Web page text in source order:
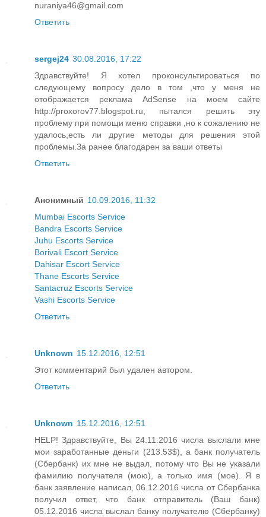
nuraniya46@gmail.com
Ответить
sergej24 30.08.2016, 17:22
Здравствуйте! Я хотел проконсультироваться по
следующему вопросу дело в том ,что у меня не
отображается реклама AdSense на моем сайте
http://proxorov77.blogspot.ru, пытался решить эту
проблему при помощи меню справки ,но к сожалению не
удалось,есть ли другие методы для решения этой
проблемы.За ранее благодарен за ваши ответы
Ответить
Анонимный 10.09.2016, 11:32
Mumbai Escorts Service
Bandra Escorts Service
Juhu Escorts Service
Borivali Escort Service
Dahisar Escort Service
Thane Escorts Service
Santacruz Escorts Service
Vashi Escorts Service
Ответить
Unknown 15.12.2016, 12:51
Этот комментарий был удален автором.
Ответить
Unknown 15.12.2016, 12:51
HELP! Здравствуйте, Вы 24.11.2016 числа выслали мне
мои заработанные деньги (213.53$), а банк получатель
(Сбербанк) их мне не выдал, потому что Вы не указали
фамилию получателя (мою), а только имя (мое). Я в
банк заявление написал, 06.12.2016 числа от Сбербанка
получил ответ, что банк отправитель (Ваш банк)
05.12.2016 числа выслал банку получателю (Сбербанку)